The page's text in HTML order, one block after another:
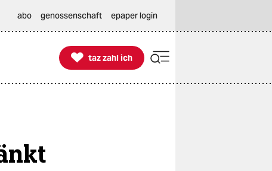
abo genossenschaft epaper login

taz zahl ich
taz zahl ich